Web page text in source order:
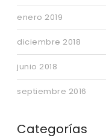
enero 2019
diciembre 2018
junio 2018
septiembre 2016
Categorías